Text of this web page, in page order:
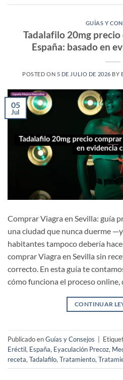
GUÍAS Y
Tadalafilo 20mg
España: basado en
POSTED ON 5 DE JULIO DE 2026 BY
05
Jul
Comprar Viagra en Sevilla: guía
una ciudad que nunca duerme
habitantes tampoco debería
comprar Viagra en Sevilla sin
correcto. En esta guía te
cómo funciona el proceso
CONTINUAR
Publicado enGuías y Consejos
Eréctil, España, Eyaculación Precoz,
receta, Tadalafilo, Tratamiento,